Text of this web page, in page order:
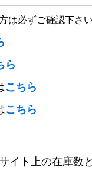
は必ずご確認下さい
ら
こちら
こちら
イト上の在庫数